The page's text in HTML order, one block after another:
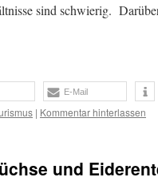
sind schwierig.
E-Mail
| Kommentar hinterlassen
und